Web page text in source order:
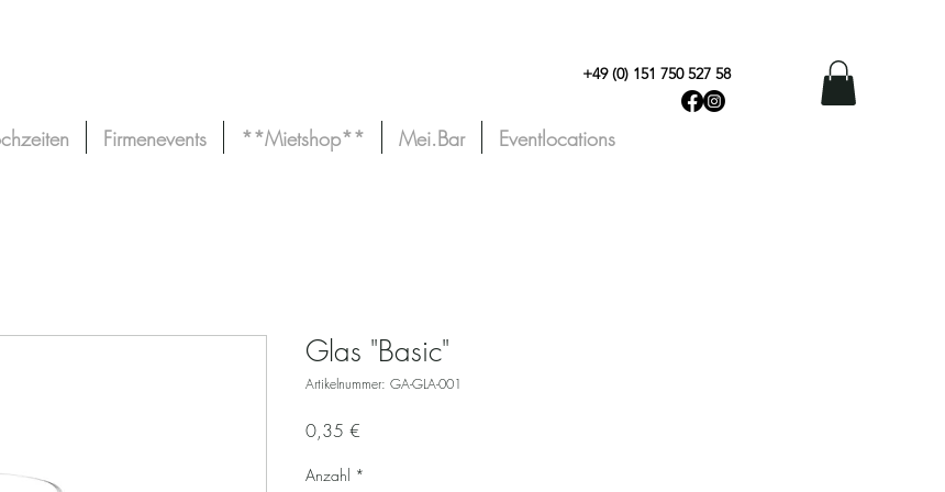
+49 (0) 151 750 527 58
Firmenevents **Mietshop** Mei.Bar Eventlocations
Glas "Basic"
Artikelnummer: GA-GLA-001
0,35 €
Anzahl *